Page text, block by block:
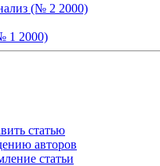
(№ 2 2000)
1 2000)
статью
авторов
статьи